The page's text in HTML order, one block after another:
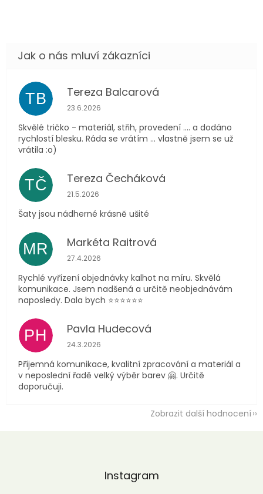
TB Tereza Balcarová
Hodnocení obchodu je 5 z 5 hvězdiček.
23.6.2026
Skvělé tričko - materiál, střih, provedení .... a dodáno
rychlostí blesku. Ráda se vrátím ... vlastně jsem se už
vrátila :o)
TČ Tereza Čecháková
Hodnocení obchodu je 5 z 5 hvězdiček.
21.5.2026
Šaty jsou nádherné krásně ušité
MR Markéta Raitrová
Hodnocení obchodu je 5 z 5 hvězdiček.
27.4.2026
Rychlé vyřízení objednávky kalhot na míru. Skvělá
komunikace. Jsem nadšená a určitě neobjednávám
naposledy. Dala bych ⭐️⭐️⭐️⭐️⭐️⭐️
PH Pavla Hudecová
Hodnocení obchodu je 5 z 5 hvězdiček.
24.3.2026
Příjemná komunikace, kvalitní zpracování a materiál a
v neposlední řadě velký výběr barev 🤗. Určitě
doporučuji.
Zobrazit další hodnocení
Instagram